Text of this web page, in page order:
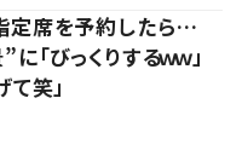
席を予約したら…
びっくりするｗｗ」
て笑」